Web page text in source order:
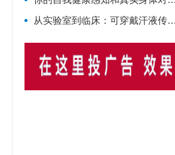
从实验室到临床：可穿戴汗液传感器的系统框架与发展路线图